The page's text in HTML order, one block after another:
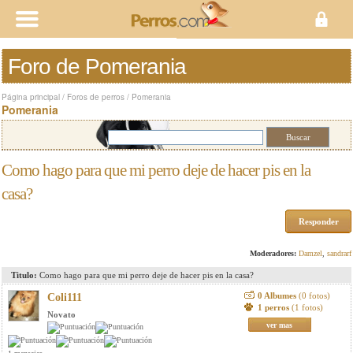
Foro de Pomerania
Página principal / Foros de perros / Pomerania
Pomerania
Como hago para que mi perro deje de hacer pis en la
casa?
Responder
Moderadores: Damzel sandrarf
Titulo: Como hago para que mi perro deje de hacer pis en la casa?
Coli111
Novato
0 Albumes (0 fotos)
1 perros (1 fotos)
ver mas